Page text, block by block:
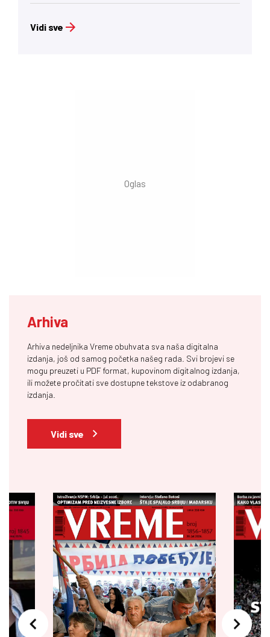
Vidi sve
Arhiva
Arhiva nedeljnika Vreme obuhvata sva naša digitalna
izdanja, još od samog početka našeg rada. Svi brojevi se
mogu preuzeti u PDF format, kupovinom digitalnog izdanja,
ili možete pročitati sve dostupne tekstove iz odabranog
izdanja.
Vidi sve